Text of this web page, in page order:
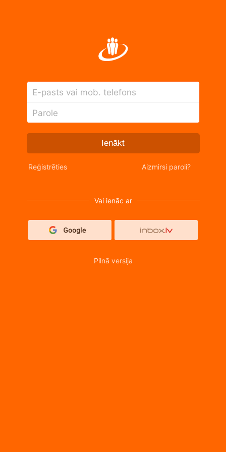
E-pasts vai mob. telefons
Parole
Ienākt
Reģistrēties Aizmirsi paroli?
Vai ienāc ar
Pilnā versija